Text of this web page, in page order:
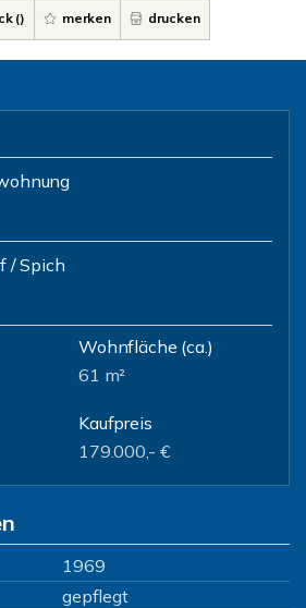
() merken drucken
/ Spich
Wohnfläche (ca.)
61 m²
Kaufpreis
179.000,- €
1969
gepflegt